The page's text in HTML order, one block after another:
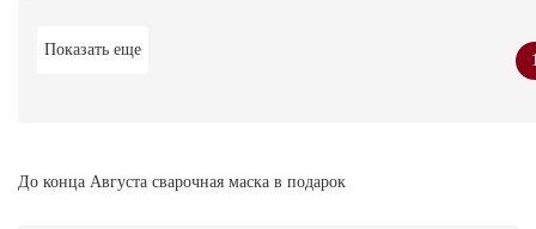
Показать еще
До конца Августа сварочная маска в подарок